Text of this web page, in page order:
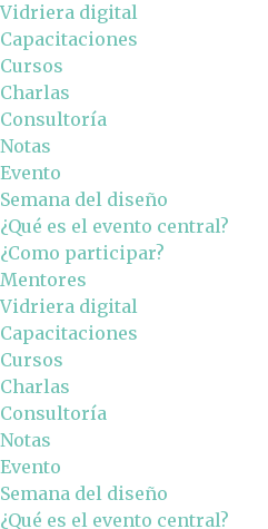
Vidriera digital
Capacitaciones
Cursos
Charlas
Consultoría
Notas
Evento
Semana del diseño
¿Qué es el evento central?
¿Como participar?
Mentores
Vidriera digital
Capacitaciones
Cursos
Charlas
Consultoría
Notas
Evento
Semana del diseño
¿Qué es el evento central?